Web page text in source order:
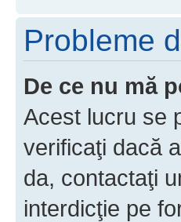
Probleme
De ce nu mă
Acest lucru se
verificaţi dacă
da, contactaţi
interdicţie pe